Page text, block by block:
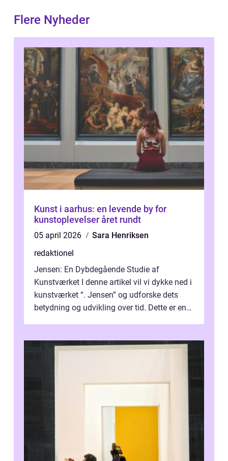
Flere Nyheder
Kunst i aarhus: en levende by for
kunstoplevelser året rundt
05 april 2026
Sara Henriksen
redaktionel
Jensen: En Dybdegående Studie af
Kunstværket I denne artikel vil vi dykke ned i
kunstværket “. Jensen” og udforske dets
betydning og udvikling over tid. Dette er en